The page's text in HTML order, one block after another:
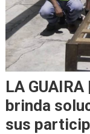
LA
brinda
sus